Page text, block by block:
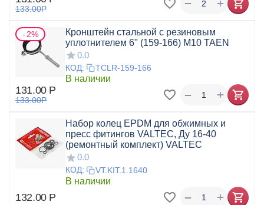
133.00Р −
2%
Кронштейн стальной с резиновым
уплотнителем 6" (159-166) М10 TAEN
0.0
КОД: TCLR-159-166
В наличии
131.00 Р
133.00Р +
−
Набор колец EPDM для обжимных и
пресс фитингов VALTEC, Ду 16-40
(ремонтный комплект) VALTEC
0.0
КОД: VT.KIT.1.1640
В наличии
132.00 Р +
−